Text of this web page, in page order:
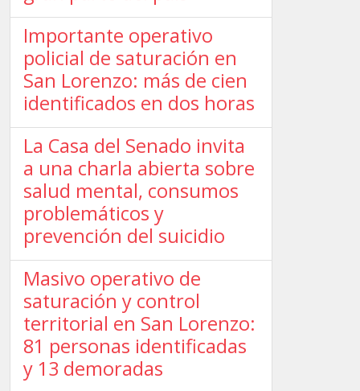
Importante operativo
policial de saturación en
San Lorenzo: más de cien
identificados en dos horas
La Casa del Senado invita
a una charla abierta sobre
salud mental, consumos
problemáticos y
prevención del suicidio
Masivo operativo de
saturación y control
territorial en San Lorenzo:
81 personas identificadas
y 13 demoradas